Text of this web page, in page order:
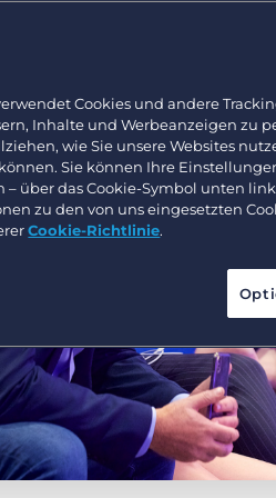
Cookies und andere
Inhalte und Werbeanzeigen zu
wie Sie unsere Websites
Sie können Ihre
– über das Cookie-Symbol unten
zu den von uns eingesetzten
Cookie-Richtlinie.